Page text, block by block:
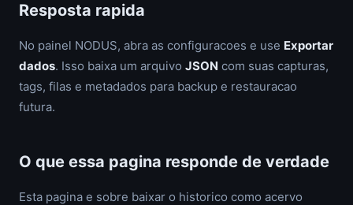
Resposta rapida
No painel NODUS, abra as configuracoes e use Exportar
dados. Isso baixa um arquivo JSON com suas capturas,
tags, filas e metadados para backup e restauracao
futura.
O que essa pagina responde de verdade
Esta pagina e sobre baixar o historico como acervo